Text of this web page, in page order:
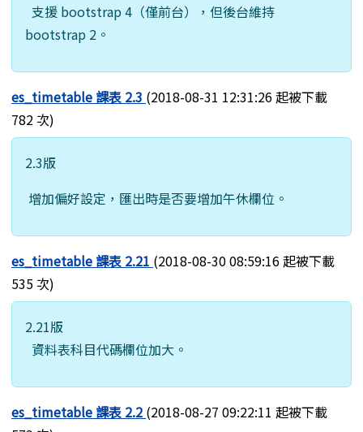
支援 bootstrap 4（僅前台），但後台維持
bootstrap 2。
es_timetable 課表 2.3 (2018-08-31 12:31:26 起被下載
782 次)
2.3版
增加偏好設定，匯出時是否要增加午休欄位。
es_timetable 課表 2.21 (2018-08-30 08:59:16 起被下載
535 次)
2.21版
資料表科目代碼欄位加大。
es_timetable 課表 2.2 (2018-08-27 09:22:11 起被下載